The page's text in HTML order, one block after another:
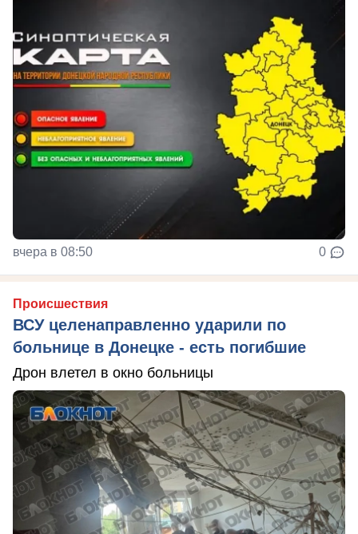
вчера в 08:50 0
Происшествия
ВСУ целенаправленно ударили по
больнице в Донецке - есть погибшие
Дрон влетел в окно больницы